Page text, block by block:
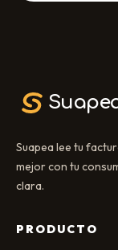
Suapea lee tu
mejor con tu
clara.
PRODUCTO